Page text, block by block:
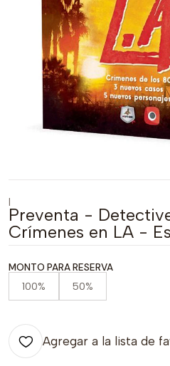
|
Preventa -
Crímenes en LA -
MONTO PARA RESERVA
100% 50%
Agregar a la lista de